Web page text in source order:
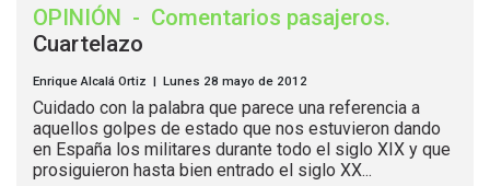
OPINIÓN - Comentarios pasajeros.
Cuartelazo
Enrique Alcalá Ortiz | Lunes 28 mayo de 2012
Cuidado con la palabra que parece una referencia a
aquellos golpes de estado que nos estuvieron dando
en España los militares durante todo el siglo XIX y que
prosiguieron hasta bien entrado el siglo XX...